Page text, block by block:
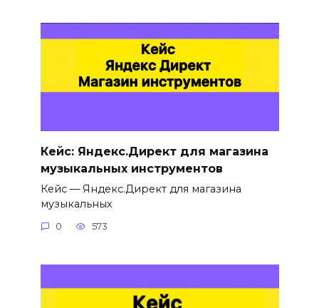
Кейс: Яндекс.Директ для магазина
музыкальных инструментов
Кейс — Яндекс.Директ для магазина
музыкальных
0 573